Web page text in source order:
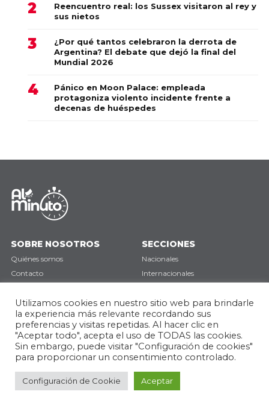
Reencuentro real: los Sussex visitaron al rey y
sus nietos
¿Por qué tantos celebraron la derrota de
Argentina? El debate que dejó la final del
Mundial 2026
Pánico en Moon Palace: empleada
protagoniza violento incidente frente a
decenas de huéspedes
SOBRE NOSOTROS
Quiénes somos
Contacto
SECCIONES
Nacionales
Internacionales
Opinión
SÍGUENOS
Utilizamos cookies en nuestro sitio web para brindarle
la experiencia más relevante recordando sus
preferencias y visitas repetidas. Al hacer clic en
"Aceptar todo", acepta el uso de TODAS las cookies.
Sin embargo, puede visitar "Configuración de cookies"
para proporcionar un consentimiento controlado.
Configuración de Cookie Aceptar